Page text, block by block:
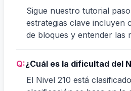
Sigue nuestro tutorial
estrategias clave incluyen
de bloques y entender las
Q:¿Cuál es la dificultad del
El Nivel 210 está